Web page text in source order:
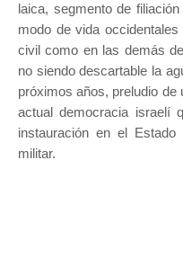
laica, segmento de
modo de vida
civil como en las demás
no siendo descartable la
próximos años, preludio de
actual democracia israelí
instauración en el
militar.